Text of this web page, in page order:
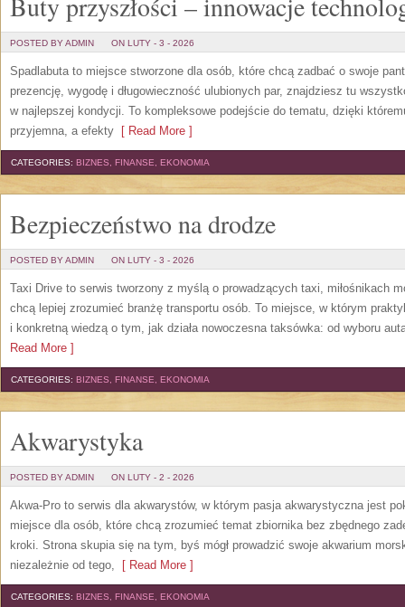
POSTED BY ADMIN ON LUTY - 3 - 2026
Spadlabuta to miejsce stworzone dla osób, które chcą zadbać o swoje
prezencję, wygodę i długowieczność ulubionych par, znajdziesz tu
w najlepszej kondycji. To kompleksowe podejście do tematu, dzięki
przyjemna, a efekty [ Read More ]
CATEGORIES: BIZNES, FINANSE, EKONOMIA
Bezpieczeństwo na drodze
POSTED BY ADMIN ON LUTY - 3 - 2026
Taxi Drive to serwis tworzony z myślą o prowadzących taxi, miłośnikach
chcą lepiej zrozumieć branżę transportu osób. To miejsce, w którym
i konkretną wiedzą o tym, jak działa nowoczesna taksówka: od wyboru
Read More ]
CATEGORIES: BIZNES, FINANSE, EKONOMIA
Akwarystyka
POSTED BY ADMIN ON LUTY - 2 - 2026
Akwa-Pro to serwis dla akwarystów, w którym pasja akwarystyczna jest
miejsce dla osób, które chcą zrozumieć temat zbiornika bez zbędnego
kroki. Strona skupia się na tym, byś mógł prowadzić swoje akwarium
niezależnie od tego, [ Read More ]
CATEGORIES: BIZNES, FINANSE, EKONOMIA